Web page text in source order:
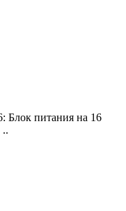
Блок питания на 16
..